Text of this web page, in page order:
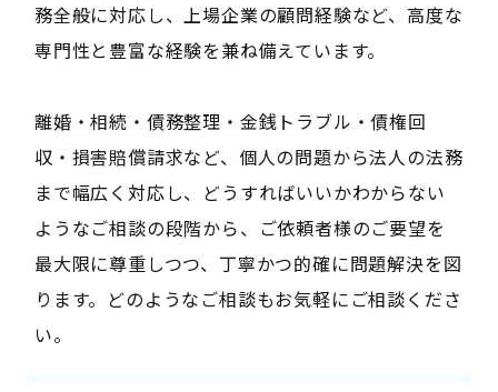
務全般に対応し、上場企業の顧問経験など、高度な
専門性と豊富な経験を兼ね備えています。
離婚・相続・債務整理・金銭トラブル・債権回
収・損害賠償請求など、個人の問題から法人の法務
まで幅広く対応し、どうすればいいかわからない
ようなご相談の段階から、ご依頼者様のご要望を
最大限に尊重しつつ、丁寧かつ的確に問題解決を図
ります。どのようなご相談もお気軽にご相談くださ
い。